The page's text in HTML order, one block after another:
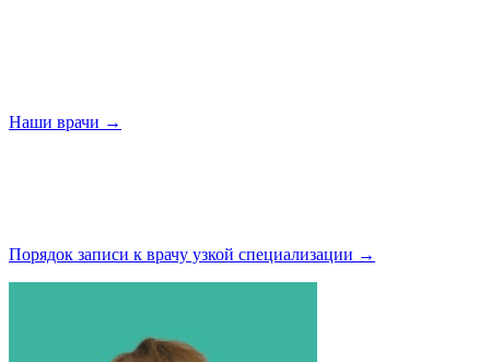
Наши врачи →
Порядок записи к врачу узкой специализации →